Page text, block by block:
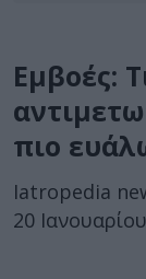
Εμβοές:
πιο
Iatropedia
20